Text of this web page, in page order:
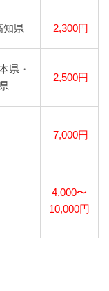
知県 2,300円
県・
2,500円
7,000円
4,000〜
10,000円